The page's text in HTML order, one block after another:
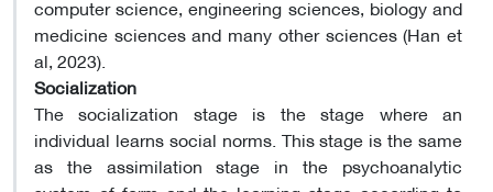
computer science, engineering sciences, biology and
medicine sciences and many other sciences (Han et
al, 2023).
Socialization
The socialization stage is the stage where an
individual learns social norms. This stage is the same
as the assimilation stage in the psychoanalytic